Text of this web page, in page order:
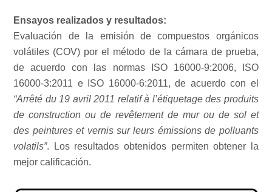
Ensayos realizados y resultados:
Evaluación de la emisión de compuestos orgánicos
volátiles (COV) por el método de la cámara de prueba,
de acuerdo con las normas ISO 16000-9:2006, ISO
16000-3:2011 e ISO 16000-6:2011, de acuerdo con el
“Arrêté du 19 avril 2011 relatif à l’étiquetage des produits
de construction ou de revêtement de mur ou de sol et
des peintures et vernis sur leurs émissions de polluants
volatils”. Los resultados obtenidos permiten obtener la
mejor calificación.